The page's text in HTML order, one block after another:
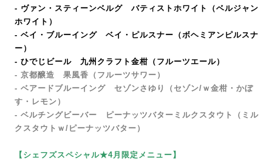
- ヴァン・スティーンベルグ バティストホワイト（ベルジャン
ホワイト）
- ベイ・ブルーイング ベイ・ピルスナー （ボヘミアンピルスナ
ー）
- ひでじビール 九州クラフト金柑（フルーツエール）
- 京都醸造 果風香（フルーツサワー）
- ベアードブルーイング セゾンさゆり（セゾン/ｗ金柑・かぼ
す・レモン）
- ベルチングビーバー ピーナッツバターミルクスタウト（ミル
クスタウトｗ/ピーナッツバター）
【シェフズスペシャル★4月限定メニュー】